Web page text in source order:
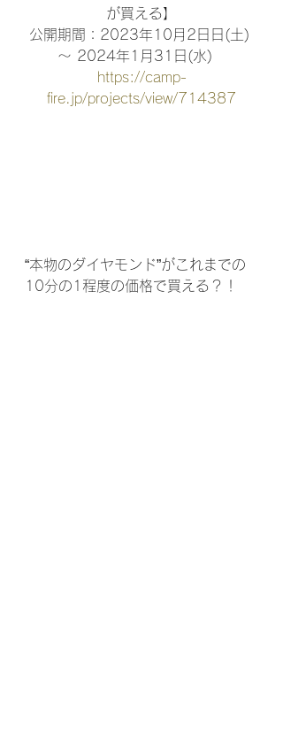
が買える】
公開期間：2023年10月2日日(土)
〜 2024年1月31日(水)
https://camp-
fire.jp/projects/view/714387
“本物のダイヤモンド”がこれまでの
10分の1程度の価格で買える？！